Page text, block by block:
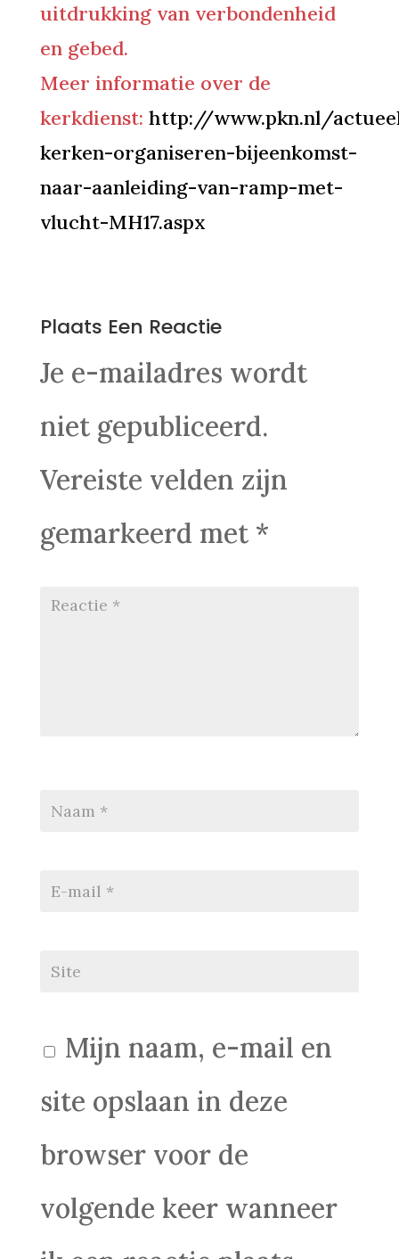
uitdrukking van verbondenheid
en gebed.
Meer informatie over de
kerkdienst: http://www.pkn.nl/
kerken-organiseren-bijeenkomst-
naar-aanleiding-van-ramp-met-
vlucht-MH17.aspx
Plaats Een Reactie
Je e-mailadres wordt
niet gepubliceerd.
Vereiste velden zijn
gemarkeerd met *
Mijn naam, e-mail en
site opslaan in deze
browser voor de
volgende keer wanneer